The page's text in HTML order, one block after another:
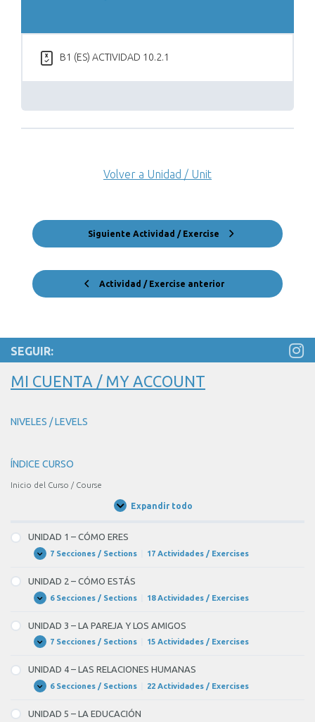
B1 (ES) ACTIVIDAD 10.2.1
Actividad / Exercise anterior
Volver a Unidad / Unit
Siguiente Actividad / Exercise
SEGUIR:
MI CUENTA / MY ACCOUNT
NIVELES / LEVELS
ÍNDICE CURSO
Inicio del Curso / Course
Expandir todo
Unidades
UNIDAD 1 – CÓMO ERES
Expandir
UNIDAD
–
CÓMO
ERES
7 Secciones / Sections 17 Actividades / Exercises
UNIDAD 2 – CÓMO ESTÁS
Expandir
UNIDAD
–
CÓMO
ESTÁS
6 Secciones / Sections 18 Actividades / Exercises
UNIDAD 3 – LA PAREJA Y LOS AMIGOS
Expandir
UNIDAD
–
LA
PAREJA
Y
AMIGOS
7 Secciones / Sections 15 Actividades / Exercises
UNIDAD 4 – LAS RELACIONES HUMANAS
Expandir
UNIDAD
–
LAS
6 Secciones / Sections 22 Actividades / Exercises
UNIDAD 5 – LA EDUCACIÓN